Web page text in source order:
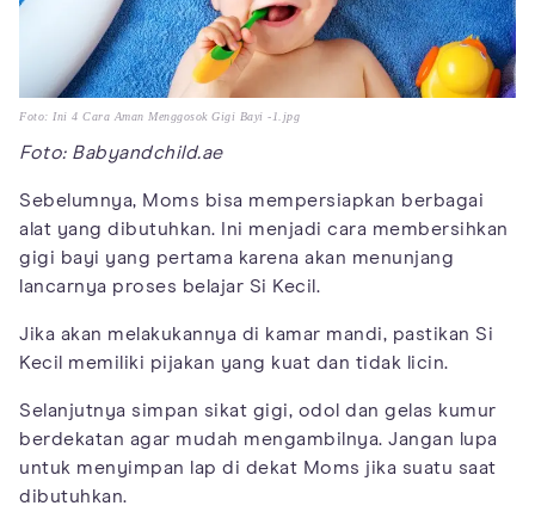
Foto: Ini 4 Cara Aman Menggosok Gigi Bayi -1.jpg
Foto: Babyandchild.ae
Sebelumnya, Moms bisa mempersiapkan berbagai
alat yang dibutuhkan. Ini menjadi cara membersihkan
gigi bayi yang pertama karena akan menunjang
lancarnya proses belajar Si Kecil.
Jika akan melakukannya di kamar mandi, pastikan Si
Kecil memiliki pijakan yang kuat dan tidak licin.
Selanjutnya simpan sikat gigi, odol dan gelas kumur
berdekatan agar mudah mengambilnya. Jangan lupa
untuk menyimpan lap di dekat Moms jika suatu saat
dibutuhkan.